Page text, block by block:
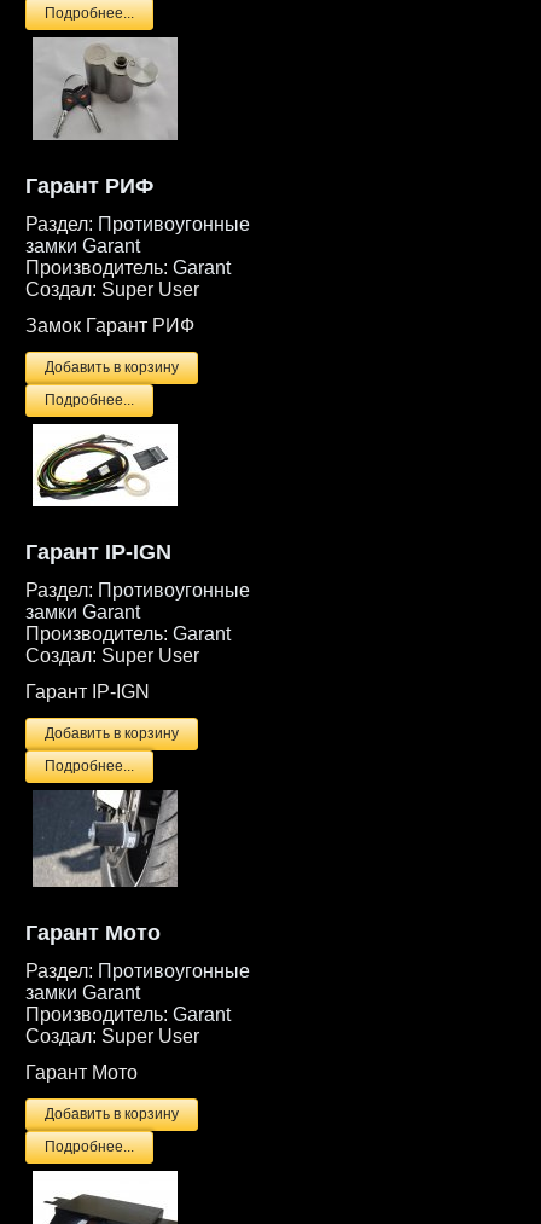
Подробнее...
Гарант РИФ
Раздел: Противоугонные
замки Garant
Производитель:Garant
Создал: Super User
Замок Гарант РИФ
Подробнее...
Гарант IP-IGN
Раздел: Противоугонные
замки Garant
Производитель:Garant
Создал: Super User
Гарант IP-IGN
Подробнее...
Гарант Мото
Раздел: Противоугонные
замки Garant
Производитель:Garant
Создал: Super User
Гарант Мото
Подробнее...